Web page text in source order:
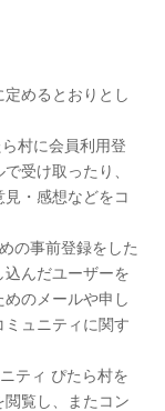
めるとおりとし
村に会員利用登
受け取ったり、
・感想などをコ
の事前登録をした
んだユーザーを
のメールや申し
ュニティに関す
ティ ぴたら村を
覧し、またコン